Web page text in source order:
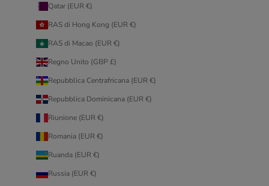
Qatar (EUR €)
RAS di Hong Kong (EUR €)
RAS di Macao (EUR €)
Regno Unito (GBP £)
Repubblica Centrafricana (EUR €)
Repubblica Dominicana (EUR €)
Riunione (EUR €)
Romania (EUR €)
Ruanda (EUR €)
Russia (EUR €)